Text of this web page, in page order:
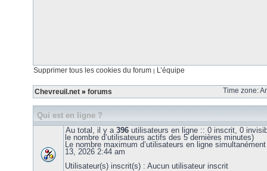
Supprimer tous les cookies du forum | L’équipe
Chevreuil.net » forums Time zone:
Qui est en ligne ?
Au total, il y a 396 utilisateurs en ligne :: 0 inscrit, 0
le nombre d’utilisateurs actifs des 5 dernières minutes)
Le nombre maximum d’utilisateurs en ligne
13, 2026 2:44 am
Utilisateur(s) inscrit(s) : Aucun utilisateur inscrit